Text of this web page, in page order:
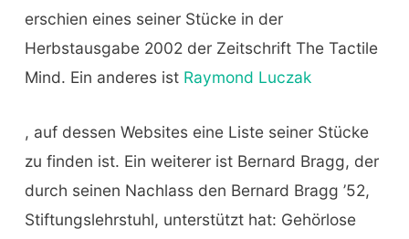
erschien eines seiner Stücke in der
Herbstausgabe 2002 der Zeitschrift The Tactile
Mind. Ein anderes ist Raymond Luczak
, auf dessen Websites eine Liste seiner Stücke
zu finden ist. Ein weiterer ist Bernard Bragg, der
durch seinen Nachlass den Bernard Bragg ’52,
Stiftungslehrstuhl, unterstützt hat: Gehörlose